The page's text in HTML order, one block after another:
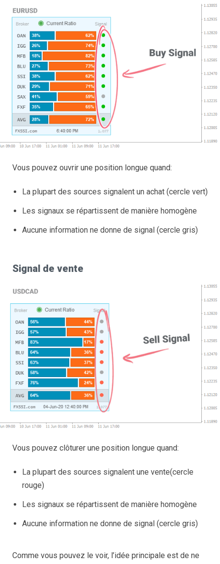
Vous pouvez ouvrir une position longue quand:
La plupart des sources signalent un achat (cercle vert)
Les signaux se répartissent de manière homogène
Aucune information ne donne de signal (cercle gris)
Signal de vente
Vous pouvez clôturer une position longue quand:
La plupart des sources signalent une vente(cercle
rouge)
Les signaux se répartissent de manière homogène
Aucune information ne donne de signal (cercle gris)
Comme vous pouvez le voir, l’idée principale est de ne